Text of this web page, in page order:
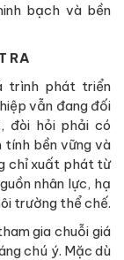
bạch và bền
RA
trình phát triển
vẫn đang đối
đòi hỏi phải có
tính bền vững và
chỉ xuất phát từ
nhân lực, hạ
trường thể chế.
gia chuỗi giá
chú ý. Mặc dù